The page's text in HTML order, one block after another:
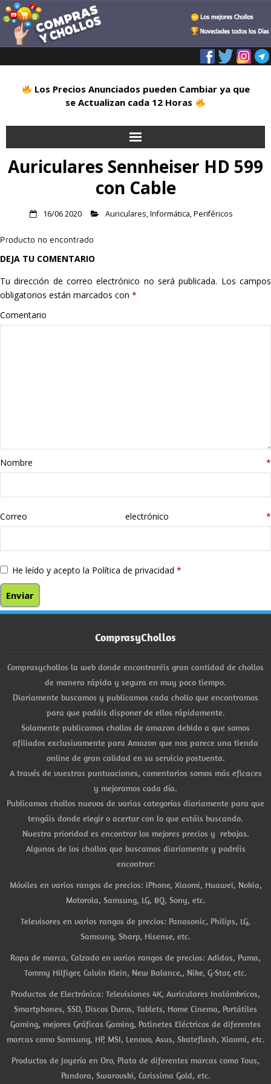
Los Precios Anunciados pueden Cambiar ya que
se Actualizan cada 12 Horas
Inicio
Deportes
Hogar
Informática
Stanley
libros
Auriculares Sennheiser HD 599
con Cable
16/06 2020 Auriculares,Informática,Periféricos
Producto no encontrado
DEJA TU COMENTARIO
Tu dirección de correo electrónico no será publicada. Los campos
obligatorios están marcados con *
Comentario
Nombre *
Correo electrónico *
He leído y acepto la Política de privacidad *
ComprasyChollos
Comprasychollos la web donde encontraréis gran cantidad de chollos
de manera rápida y segura en muy poco tiempo.
Diariamente buscamos y publicamos cada chollo que encontramos
para que podáis disponer de ellos rápidamente.
Solamente publicamos chollos de amazon debido a que somos
afiliados exclusivamente para Amazon que nos parece una tienda
online de gran calidad en su servicio postventa.
A través de vuestras puntuaciones, comentarios somos más eficaces
y mejoramos cada día.
Publicamos chollos nuevos de varias categorías diariamente para que
tengáis donde elegir o acertar con lo que estáis buscando.
Nuestra prioridad es encontrar los mejores precios y rebajas.
Algunos de los chollos que buscamos diariamente y podréis
encontrar:
Móviles en varios rangos de precios: iPhone, Xiaomi, Huawei, Nokia,
Motorola, Samsung, LG, BQ, Sony, etc.
Televisores en varios rangos de precios: Panasonic, Philips, LG,
Samsung, Sharp, Hisense, etc.
Ropa de marca, Calzado en varios rangos de precios: Adidas, Puma,
Tommy Hilfiger, Calvin Klein, New Balance,, Nike, G-Star, etc.
Productos de Electrónica: Televisiones 4K, Auriculares Inalámbricos,
Smartphones, SSD, Discos Duros, Tablets, Home Cinema, Portátiles
Gaming, mejores Gráficas Gaming, Patinetes Eléctricos de diferentes
marcas como Samsung, HP, MSI, Lenovo, Asus, Skateflash, Xiaomi, etc.
Productos de Joyería en Oro, Plata de diferentes marcas como Tous,
Pandora, Swarovski, Carissima Gold, etc.